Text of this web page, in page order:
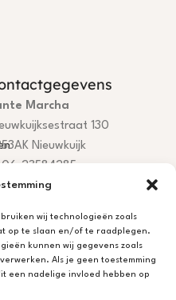
wij technologieën zoals
op te slaan en/of te raadplegen.
kunnen wij gegevens zoals
Als je geen toestemming
een nadelige invloed hebben op
Marcha
130
Nieuwkuijk
06-23584285
info@dhoortje.nl
NL001785467B84
NL75KNAB0406694044
Atelier is open, je bent
Niet aanwezig? App/bel